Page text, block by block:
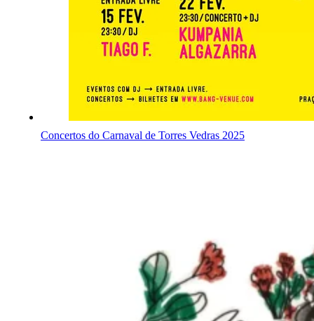
Concertos do Carnaval de Torres Vedras 2025